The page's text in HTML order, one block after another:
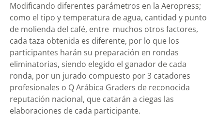
Modificando diferentes parámetros en la Aeropress;
como el tipo y temperatura de agua, cantidad y punto
de molienda del café, entre muchos otros factores,
cada taza obtenida es diferente, por lo que los
participantes harán su preparación en rondas
eliminatorias, siendo elegido el ganador de cada
ronda, por un jurado compuesto por 3 catadores
profesionales o Q Arábica Graders de reconocida
reputación nacional, que catarán a ciegas las
elaboraciones de cada participante.